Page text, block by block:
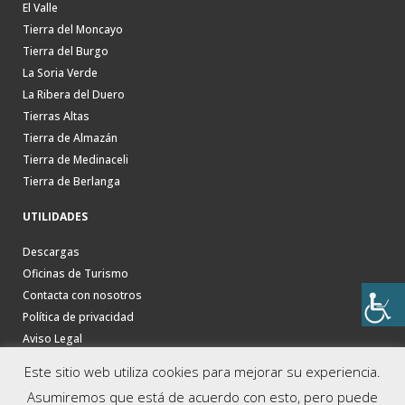
El Valle
Tierra del Moncayo
Tierra del Burgo
La Soria Verde
La Ribera del Duero
Tierras Altas
Tierra de Almazán
Tierra de Medinaceli
Tierra de Berlanga
UTILIDADES
Descargas
Oficinas de Turismo
Contacta con nosotros
Política de privacidad
Aviso Legal
Este sitio web utiliza cookies para mejorar su experiencia.
Asumiremos que está de acuerdo con esto, pero puede